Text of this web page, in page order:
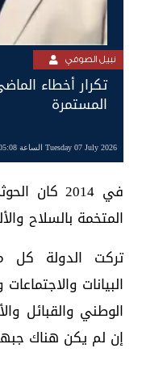
نبيل الصوفي
تكرار أخطاء
المستمرة
Tuesday 07 July 2026 الساعة 05:08 pm
في 2014
المتخمة بالسلاح
تركت الدولة كل
البيانات
الوطني والقبائل
إن لم يكن هناك